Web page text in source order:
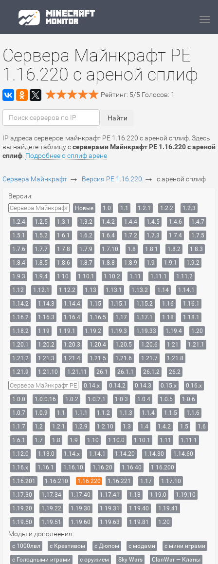
Сервера Майнкрафт PE
1.16.220 с ареной сплиф
Рейтинг: 5/5 Голосов: 1
IP адреса серверов майнкрафт PE 1.16.220 с ареной сплиф. Здесь
вы найдете таблицу ссерверами Майнкрафт PE 1.16.220 с ареной
сплиф Подробнее о сплиф арене
Сервера Майнкрафт → Версия PE 1.16.220 → с ареной сплиф
Версии:
Сервера Майнкрафт Новые 1.0 1.1 1.2.1 1.2.2
1.2.3
1.2.4
1.2.5 1.3.1 1.3.2 1.4.2 1.4.4 1.4.5 1.4.6
1.4.7
1.5.1
1.5.2 1.6.1 1.6.2 1.6.4 1.7.2 1.7.3 1.7.4
1.7.5
1.7.6
1.7.7 1.7.8 1.7.9 1.7.10 1.8 1.8.1 1.8.2
1.8.3
1.8.4
1.8.5 1.8.6 1.8.7 1.8.8 1.8.9 1.9 1.9.1
1.9.2
1.9.3
1.9.4 1.10 1.10.1 1.10.2 1.11 1.11.1
1.11.2
1.12
1.12.1 1.12.2 1.13 1.13.1 1.13.2 1.14
1.14.1
1.14.2
1.14.3 1.14.4 1.15 1.15.1 1.15.2 1.16
1.16.1
1.16.2
1.16.3 1.16.4 1.16.5 1.17 1.17.1 1.18
1.18.1
1.18.2
1.19 1.19.1 1.19.2 1.19.3 1.19.33 1.19.4
1.20
1.20.1
1.20.2 1.20.3 1.20.4 1.20.5 1.20.6 1.21
1.21.1
1.21.2
1.21.3 1.21.4 1.21.5 1.21.6 1.21.7
1.21.8
1.21.9
1.21.10 1.21.11 26.1 26.1.1 26.1.2 26.2
Сервера Майнкрафт PE 0.14.x 0.14.2 0.14.3 0.15.x
0.16.x
1.0.0
1.0.0.16 1.0.2 1.0.2.1 1.0.3 1.0.4 1.0.5
1.0.6
1.0.7
1.0.9 1.1 1.1.1 1.1.2 1.1.3 1.1.4 1.1.5
1.1.6
1.1.7
1.2 1.2.1 1.2.9 1.2.10 1.3 1.4 1.4.2 1.5
1.6
1.6.1
1.7 1.8 1.9 1.10 1.10.0 1.10.1 1.11
1.11.1
1.12.0
1.13.0 1.14.x 1.14.1 1.14.20 1.14.30
1.14.60
1.16.x
1.16.1 1.16.10 1.16.20 1.16.40
1.16.200
1.16.201
1.16.210 1.16.220 1.16.221 1.17
1.17.10
1.17.30
1.17.34 1.17.40 1.17.41 1.18 1.19.0
1.19.10
1.19.20
1.19.22 1.19.30 1.19.31 1.19.40
1.19.41
1.19.50
1.19.51 1.19.60 1.19.63 1.19.81 1.20
Моды и дополнения:
с 1000лвл c Креативом с Дюпом с модами
с мини играми
с Голодными играми
с оружием Sky Wars
ClanWar — Кланы